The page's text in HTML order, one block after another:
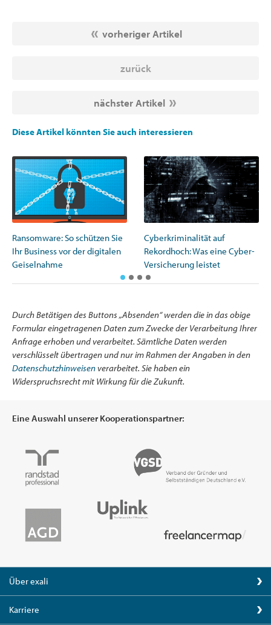
vorheriger Artikel
zurück
nächster Artikel
Diese Artikel könnten Sie auch interessieren
Ransomware: So schützen Sie
Ihr Business vor der digitalen
Geiselnahme
Cyberkriminalität auf
Rekordhoch: Was eine Cyber-
Versicherung leistet
Durch Betätigen des Buttons „Absenden“ werden die in das obige
Formular eingetragenen Daten zum Zwecke der Verarbeitung Ihrer
Anfrage erhoben und verarbeitet. Sämtliche Daten werden
verschlüsselt übertragen und nur im Rahmen der Angaben in den
Datenschutzhinweisenverarbeitet. Sie haben ein
Widerspruchsrecht mit Wirkung für die Zukunft.
Eine Auswahl unserer Kooperationspartner:
Über exali
Karriere